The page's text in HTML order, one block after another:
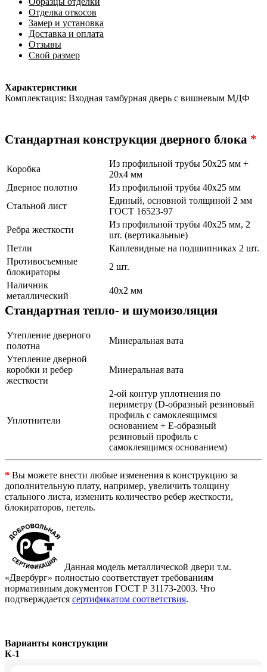
Отделка откосов
Замер и установка
Доставка и оплата
Отзывы
Свой размер
Характеристики
Комплектация: Входная тамбурная дверь с вишневым МДФ
Стандартная конструкция дверного блока *
Коробка
Из профильной трубы 50х25 мм +
20х4 мм
Дверное полотно
Из профильной трубы 40х25 мм
Стальной лист
Единый, основной толщиной 2 мм
ГОСТ 16523-97
Ребра жесткости
Из профильной трубы 40х25 мм, 2
шт. (вертикальные)
Петли
Каплевидные на подшипниках 2 шт.
Противосъемные
блокираторы
2 шт.
Наличник
металлический
40х2 мм
Стандартная тепло- и шумоизоляция
Утепление дверного
полотна
Минеральная вата
Утепление дверной
коробки и ребер
жесткости
Минеральная вата
Уплотнители
2-ой контур уплотнения по
периметру (D-образный резиновый
профиль с самоклеящимся
основанием + Е-образный
резиновый профиль с
самоклеящимся основанием)
* Вы можете внести любые изменения в конструкцию за
дополнительную плату, например, увеличить толщину
стального листа, изменить количество ребер жесткости,
блокираторов, петель.
Данная модель металлической двери т.м.
«Двербург» полностью соответствует требованиям
нормативным документов ГОСТ Р 31173-2003. Что
подтверждается сертификатом соответствия.
Варианты конструкции
К-1